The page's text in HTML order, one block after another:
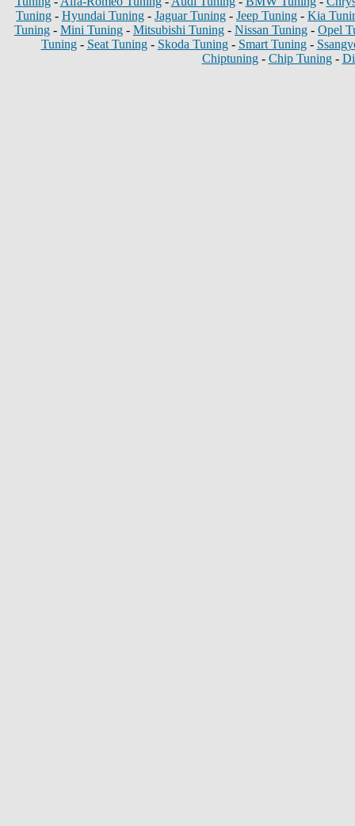
Tuning - Hyundai Tuning - Jaguar Tuning - Jeep Tuning - Kia
Tuning - Mini Tuning - Mitsubishi Tuning - Nissan Tuning - Opel
Tuning- Seat Tuning- Skoda Tuning- Smart Tuning-
Chiptuning- Chip Tuning-